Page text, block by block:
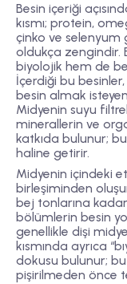
Besin içeriği
kısmı; protein,
çinko ve selenyum
oldukça zengindir.
biyolojik hem de
İçerdiği bu
besin almak
Midyenin suyu
minerallerin ve
katkıda bulunur;
haline getirir.
Midyenin içindeki
birleşiminden
bej tonlarına
bölümlerin besin
genellikle dişi
kısmında ayrıca
dokusu bulunur;
pişirilmeden önce